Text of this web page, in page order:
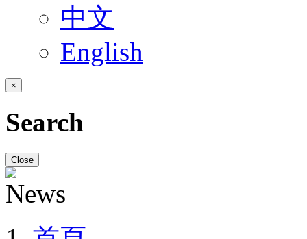
中文
English
×
Search
Close